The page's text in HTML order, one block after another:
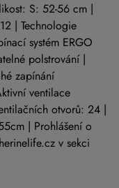
S: 52-56 cm |
| Technologie
systém ERGO
polstrování |
zapínání
ventilace
otvorů: 24 |
| Prohlášení o
v sekci